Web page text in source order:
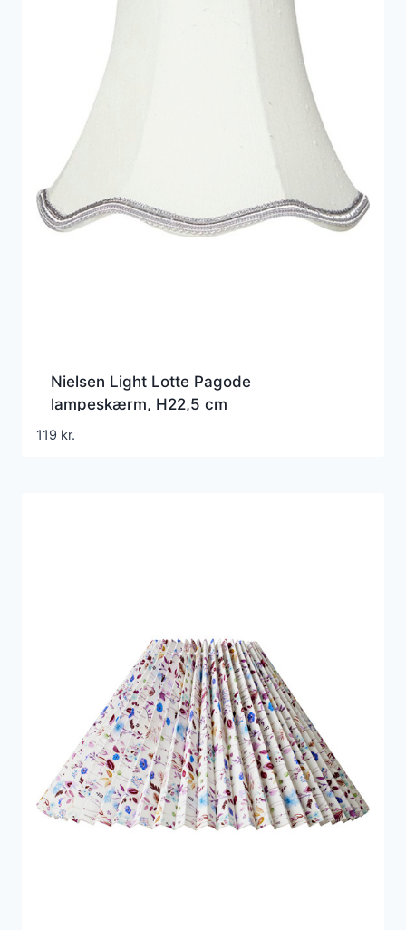
Nielsen Light Lotte Pagode
lampeskærm, H22,5 cm
119 kr.